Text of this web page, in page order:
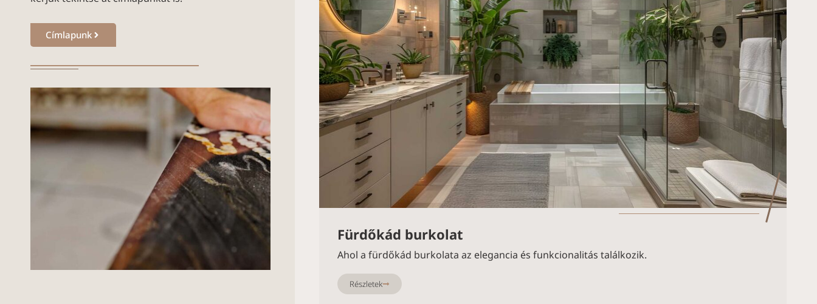
Címlapunk
Fürdőkád burkolat
Ahol a fürdőkád burkolata az elegancia és funkcionalitás találkozik.
Részletek